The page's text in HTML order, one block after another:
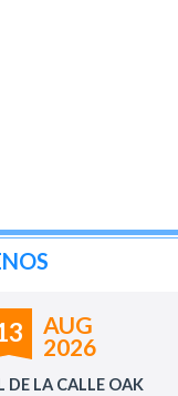
AUG
2026
DE LA CALLE OAK